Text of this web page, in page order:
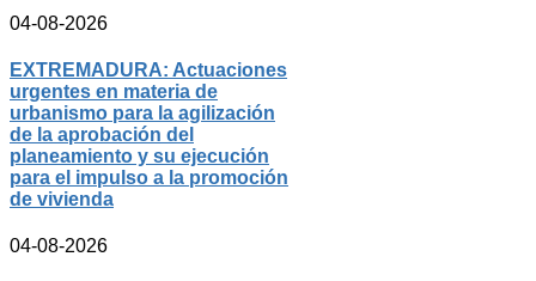
04-08-2026
EXTREMADURA: Actuaciones
urgentes en materia de
urbanismo para la agilización
de la aprobación del
planeamiento y su ejecución
para el impulso a la promoción
de vivienda
04-08-2026